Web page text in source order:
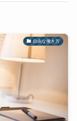
自由な働き方